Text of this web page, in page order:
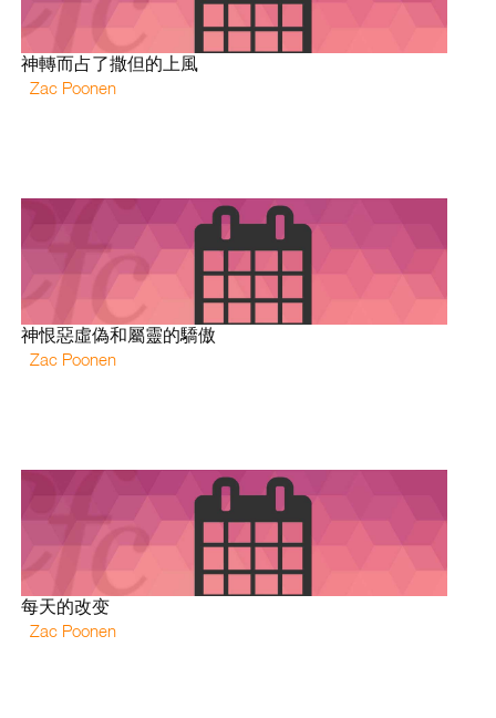
神轉而占了撒但的上風
Zac Poonen
神恨惡虛偽和屬靈的驕傲
Zac Poonen
每天的改变
Zac Poonen